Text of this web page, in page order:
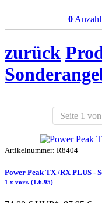
0
zurück
Seite 1 von
Artikelnummer: R8404
Power Peak TX /RX PLUS -
1 x vorr. (1.6.95)